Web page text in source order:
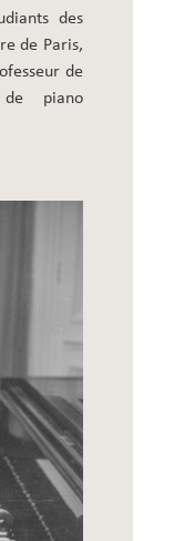
des
de Paris,
de
piano